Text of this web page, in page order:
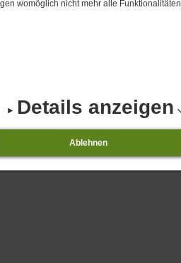
womöglich nicht mehr alle Funktionalitäten
Details anzeigen
Ablehnen
08.2026